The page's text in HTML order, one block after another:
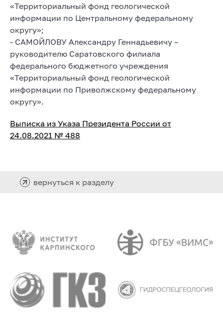
«Территориальный фонд геологической
информации по Центральному федеральному
округу»;
- САМОЙЛОВУ Александру Геннадьевичу –
руководителю Саратовского филиала
федерального бюджетного учреждения
«Территориальный фонд геологической
информации по Приволжскому федеральному
округу».
Выписка из Указа Президента России от
24.08.2021 № 488
вернуться к разделу